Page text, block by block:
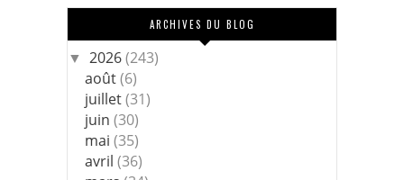
ARCHIVES DU BLOG
▼ 2026(243)
août(6)
juillet(31)
juin(30)
mai(35)
avril(36)